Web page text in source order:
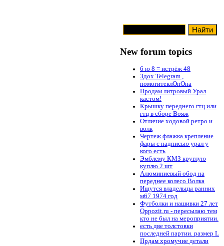
New forum topics
6 ю 8 = истрёж 48
Здох Telegram ,
помогитеклОпОна
Продам литровый Урал
кастом!
Крышку переднего гтц или
гтц в сборе Вояж
Отличие ходовой ретро и
волк
Чертеж флажка крепление
фары с надписью урал у
кого есть
Эмблему КМЗ круглую
куплю 2 шт
Алюминиевый обод на
переднее колесо Волка
Ищутся владельцы ранних
м67 1974 год
Футболки и нашивки 27 лет
Oppozit.ru - пересылаю тем
кто не был на мероприятии.
есть две толстовки
последней партии. размер L
Прдам хромучие детали